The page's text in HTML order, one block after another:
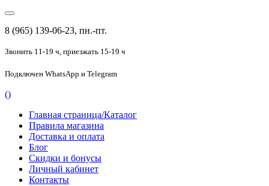
8 (965) 139-06-23, пн.-пт.
Звонить 11-19 ч, приезжать 15-19 ч
Подключен WhatsApp и Telegram
()
Главная страница/Каталог
Правила магазина
Доставка и оплата
Блог
Скидки и бонусы
Личный кабинет
Контакты